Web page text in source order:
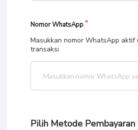
Nomor WhatsApp
Masukkan nomor WhatsApp aktif
transaksi
Pilih Metode Pembayaran